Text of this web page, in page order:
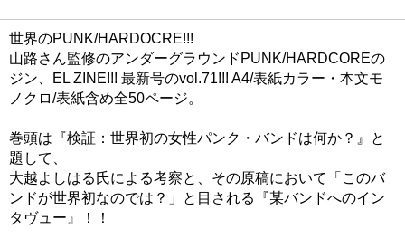
世界のPUNK/HARDOCRE!!!
山路さん監修のアンダーグラウンドPUNK/HARDCOREの
ジン、EL ZINE!!! 最新号のvol.71!!! A4/表紙カラー・本文モ
ノクロ/表紙含め全50ページ。
巻頭は『検証：世界初の女性パンク・バンドは何か？』と
題して、
大越よしはる氏による考察と、その原稿において「このバ
ンドが世界初なのでは？」と目される『某バンドへのイン
タヴュー』！！